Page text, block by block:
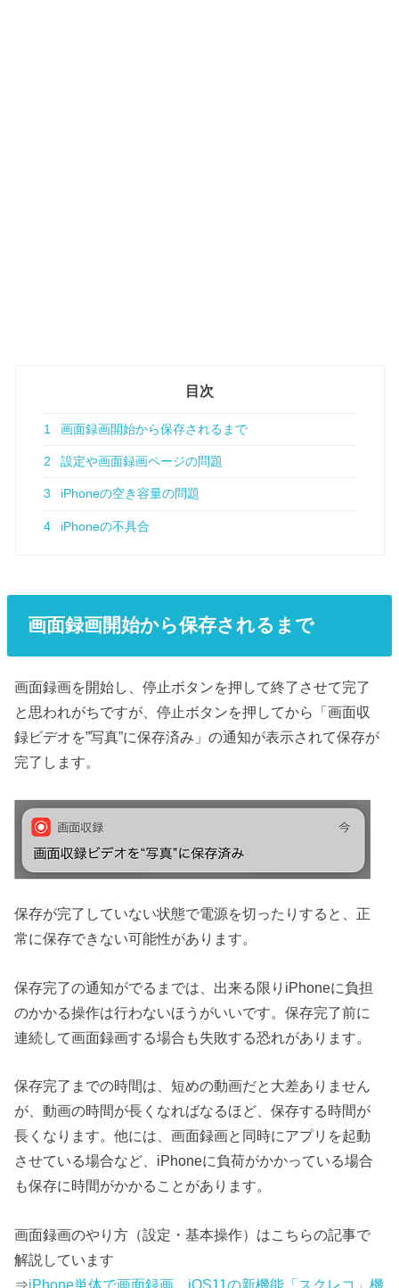
目次
1 画面録画開始から保存されるまで
2 設定や画面録画ページの問題
3 iPhoneの空き容量の問題
4 iPhoneの不具合
画面録画開始から保存されるまで
画面録画を開始し、停止ボタンを押して終了させて完了
と思われがちですが、停止ボタンを押してから「画面収
録ビデオを”写真”に保存済み」の通知が表示されて保存が
完了します。
保存が完了していない状態で電源を切ったりすると、正
常に保存できない可能性があります。
保存完了の通知がでるまでは、出来る限りiPhoneに負担
のかかる操作は行わないほうがいいです。保存完了前に
連続して画面録画する場合も失敗する恐れがあります。
保存完了までの時間は、短めの動画だと大差ありません
が、動画の時間が長くなればなるほど、保存する時間が
長くなります。他には、画面録画と同時にアプリを起動
させている場合など、iPhoneに負荷がかかっている場合
も保存に時間がかかることがあります。
画面録画のやり方（設定・基本操作）はこちらの記事で
解説しています
⇒iPhone単体で画面録画。iOS11の新機能「スクレコ」機